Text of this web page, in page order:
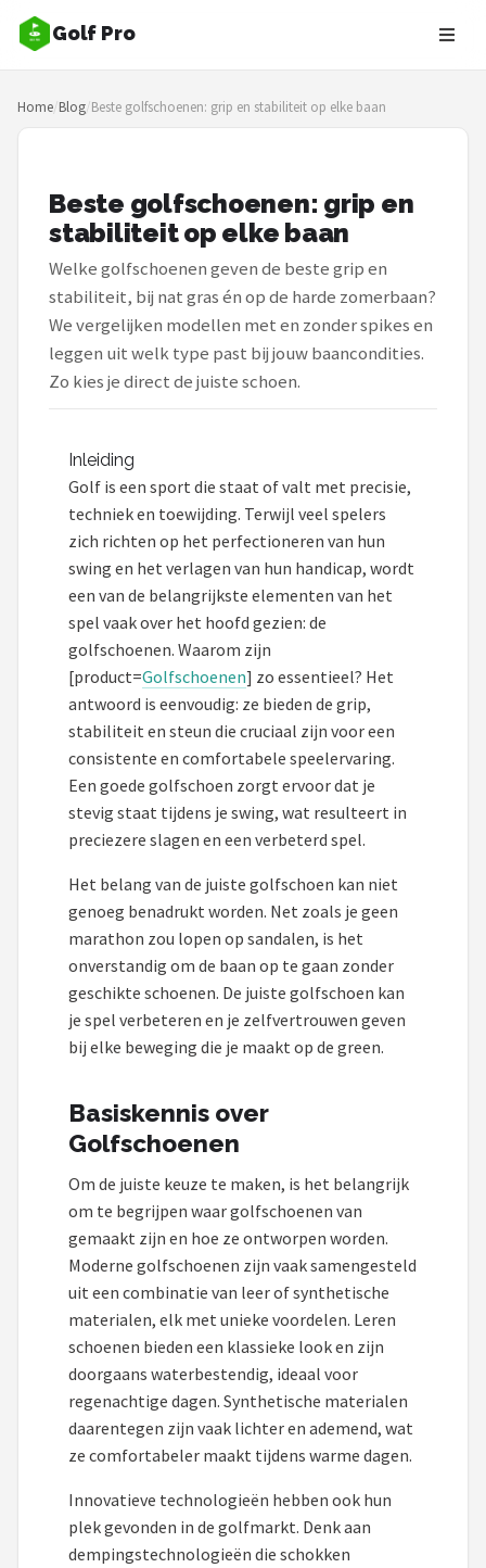
Golf Pro
Zoeken
NAVIGATIE
Merken
Blog
Golfers
Toernooien
Putters
Golfschoenen
Shop
POPULAIRE MERKEN
Func Factory
Footjoy
Livano
Nivard
Bovista
Under Armour
Skymax
Wilson
FastFold
Alle merken →
Home/Blog/Beste golfschoenen: grip en stabiliteit op elke baan
Beste golfschoenen: grip en
stabiliteit op elke baan
Welke golfschoenen geven de beste grip en
stabiliteit, bij nat gras én op de harde zomerbaan?
We vergelijken modellen met en zonder spikes en
leggen uit welk type past bij jouw baancondities.
Zo kies je direct de juiste schoen.
Inleiding
Golf is een sport die staat of valt met precisie,
techniek en toewijding. Terwijl veel spelers
zich richten op het perfectioneren van hun
swing en het verlagen van hun handicap, wordt
een van de belangrijkste elementen van het
spel vaak over het hoofd gezien: de
golfschoenen. Waarom zijn
[product=Golfschoenen] zo essentieel? Het
antwoord is eenvoudig: ze bieden de grip,
stabiliteit en steun die cruciaal zijn voor een
consistente en comfortabele speelervaring.
Een goede golfschoen zorgt ervoor dat je
stevig staat tijdens je swing, wat resulteert in
preciezere slagen en een verbeterd spel.
Het belang van de juiste golfschoen kan niet
genoeg benadrukt worden. Net zoals je geen
marathon zou lopen op sandalen, is het
onverstandig om de baan op te gaan zonder
geschikte schoenen. De juiste golfschoen kan
je spel verbeteren en je zelfvertrouwen geven
bij elke beweging die je maakt op de green.
Basiskennis over
Golfschoenen
Om de juiste keuze te maken, is het belangrijk
om te begrijpen waar golfschoenen van
gemaakt zijn en hoe ze ontworpen worden.
Moderne golfschoenen zijn vaak samengesteld
uit een combinatie van leer of synthetische
materialen, elk met unieke voordelen. Leren
schoenen bieden een klassieke look en zijn
doorgaans waterbestendig, ideaal voor
regenachtige dagen. Synthetische materialen
daarentegen zijn vaak lichter en ademend, wat
ze comfortabeler maakt tijdens warme dagen.
Innovatieve technologieën hebben ook hun
plek gevonden in de golfmarkt. Denk aan
dempingstechnologieën die schokken